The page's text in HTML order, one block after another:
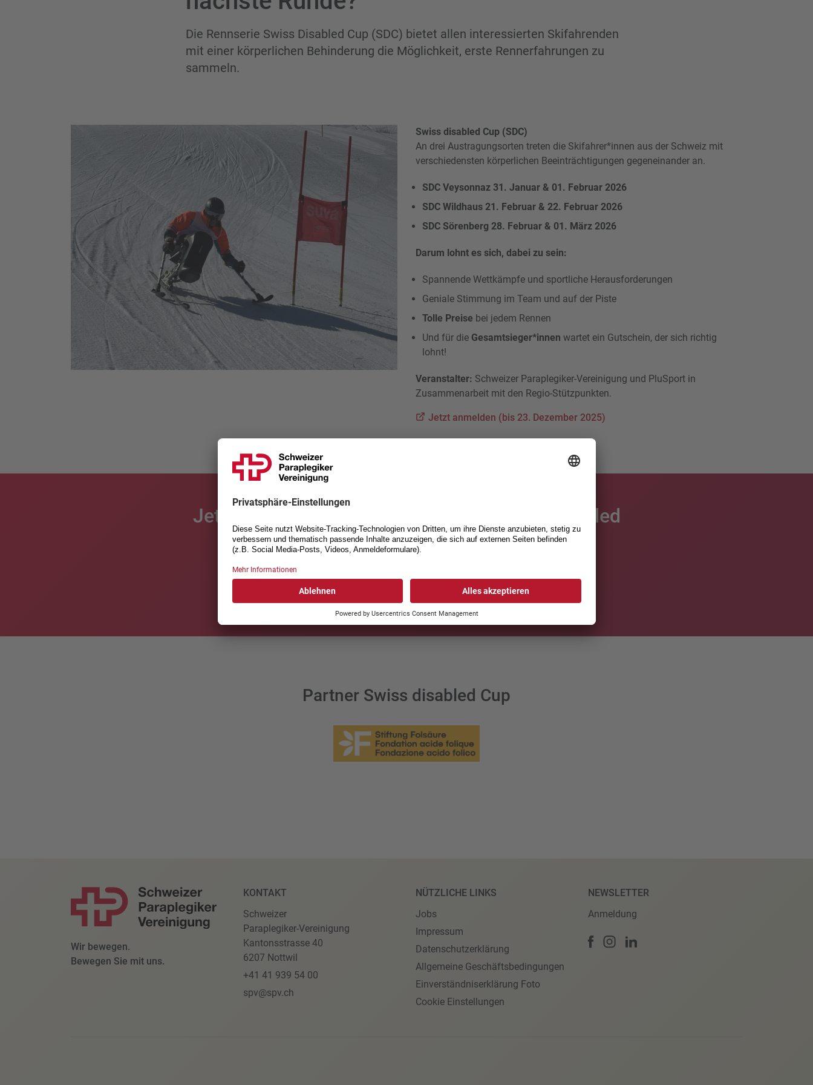
Die Rennserie Swiss Disabled Cup (SDC) bietet allen interessierten Skifahrenden
mit einer körperlichen Behinderung die Möglichkeit, erste Rennerfahrungen zu
sammeln.
Swiss disabled Cup (SDC)
An drei Austragungsorten treten die Skifahrer*innen aus der Schweiz mit
verschiedensten körperlichen Beeinträchtigungen gegeneinander an.
SDC Veysonnaz 31. Januar & 01. Februar 2026
SDC Wildhaus 21. Februar & 22. Februar 2026
SDC Sörenberg 28. Februar & 01. März 2026
Darum lohnt es sich, dabei zu sein:
Spannende Wettkämpfe und sportliche Herausforderungen
Geniale Stimmung im Team und auf der Piste
Tolle Preise bei jedem Rennen
Und für die Gesamtsieger*innen wartet ein Gutschein, der sich richtig
lohnt!
Veranstalter: Schweizer Paraplegiker-Vereinigung und PluSport in
Zusammenarbeit mit den Regio-Stützpunkten.
Jetzt anmelden (bis 23. Dezember 2025)
Jetzt anmelden und Startplatz am Swiss disabled
Cup sichern!
Partner Swiss disabled Cup
Wir bewegen.
Bewegen Sie mit uns.
KONTAKT
Schweizer
Paraplegiker-Vereinigung
Kantonsstrasse 40
6207 Nottwil
+41 41 939 54 00
spv@spv.ch
NÜTZLICHE LINKS
Jobs
Impressum
Datenschutzerklärung
Allgemeine Geschäftsbedingungen
Einverständniserklärung Foto
Cookie Einstellungen
NEWSLETTER
Anmeldung